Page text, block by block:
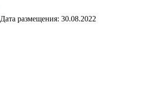
Дата размещения: 30.08.2022